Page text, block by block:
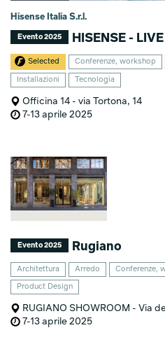
Hisense Italia S.r.l.
Evento 2025 HISENSE -
Selected Conferenze, workshop
Installazioni Tecnologia
Officina 14 - via Tortona, 14
7-13 aprile 2025
Evento 2025 Rugiano
Architettura Arredo Conferenze,
Product Design
RUGIANO SHOWROOM - Via
7-13 aprile 2025